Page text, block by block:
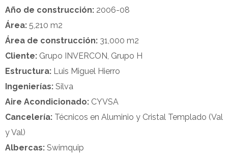
Año de construcción: 2006-08
Área: 5,210 m2
Área de construcción: 31,000 m2
Cliente: Grupo INVERCON, Grupo H
Estructura: Luis Miguel Hierro
Ingenierías: Silva
Aire Acondicionado: CYVSA
Cancelería: Técnicos en Aluminio y Cristal Templado (Val
y Val)
Albercas: Swimquip